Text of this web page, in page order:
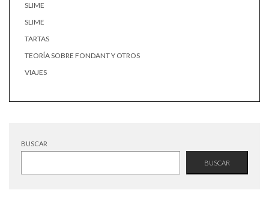
SLIME
SLIME
TARTAS
TEORÍA SOBRE FONDANT Y OTROS
VIAJES
BUSCAR
BUSCAR